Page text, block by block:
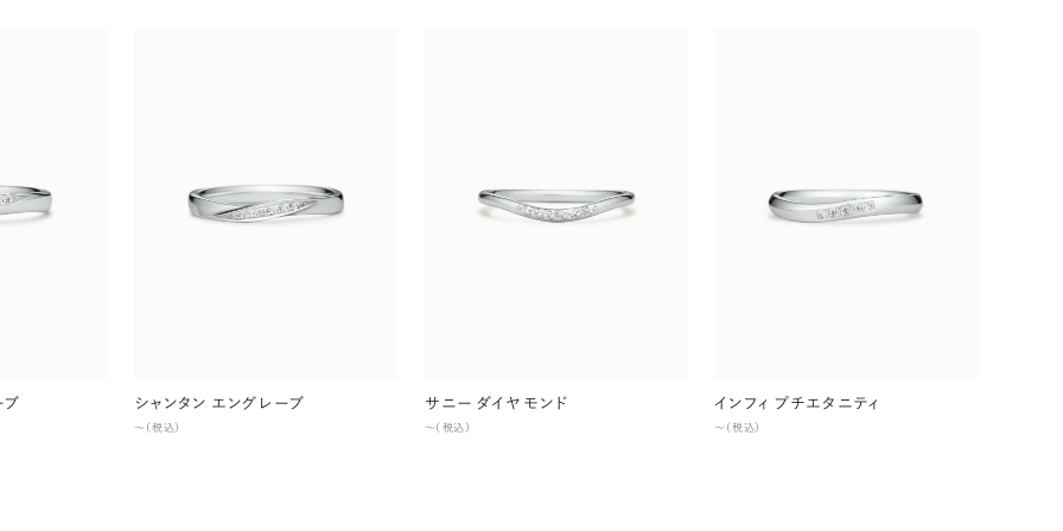
ブ シャンタン エングレーブ
〜（税込）
サニー ダイヤモンド
〜（税込）
インフィ プチエタニティ
〜（税込）